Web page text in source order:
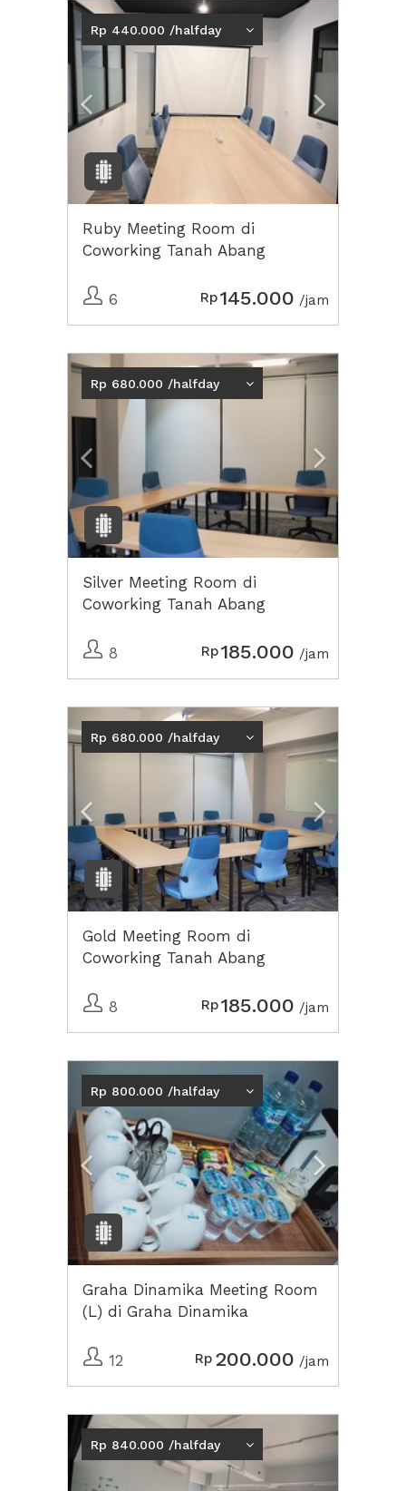
Previous
Rp 440.000 /halfday
Ruby Meeting Room di
Coworking Tanah Abang
6 Rp145.000 /jam
Previous Next2
Rp 680.000 /halfday
Silver Meeting Room di
Coworking Tanah Abang
8 Rp185.000 /jam
Previous
Rp 680.000 /halfday
Gold Meeting Room di
Coworking Tanah Abang
8 Rp185.000 /jam
Previous
Rp 800.000 /halfday
Graha Dinamika Meeting Room
(L) di Graha Dinamika
12 Rp 200.000 /jam
Previous Next2
Rp 840.000 /halfday